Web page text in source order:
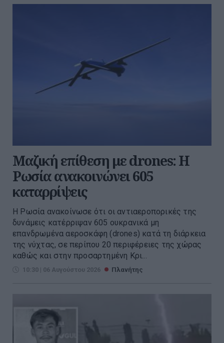
Μαζική επίθεση με drones: Η
Ρωσία ανακοινώνει 605
καταρρίψεις
Η Ρωσία ανακοίνωσε ότι οι αντιαεροπορικές της
δυνάμεις κατέρριψαν 605 ουκρανικά μη
επανδρωμένα αεροσκάφη (drones) κατά τη διάρκεια
της νύχτας, σε περίπου 20 περιφέρειες της χώρας
καθώς και στην προσαρτημένη Κρι...
10:30 | 06 Αυγούστου 2026 Πλανήτης